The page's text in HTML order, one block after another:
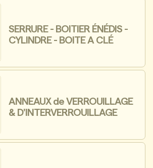
SERRURE - BOITIER ÉNÉDIS -
CYLINDRE - BOITE A CLÉ
ANNEAUX de VERROUILLAGE
& D'INTERVERROUILLAGE